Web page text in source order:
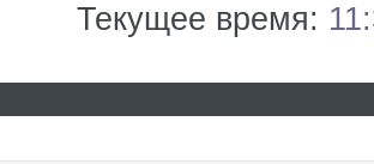
Текущее время: